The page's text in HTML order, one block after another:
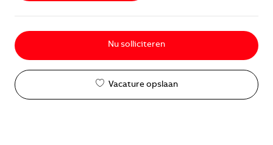
Nu solliciteren
Vacature opslaan